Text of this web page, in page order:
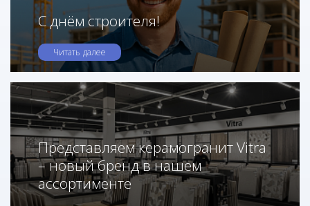
С днём строителя!
Читать далее
Представляем керамогранит Vitra
– новый бренд в нашем
ассортименте